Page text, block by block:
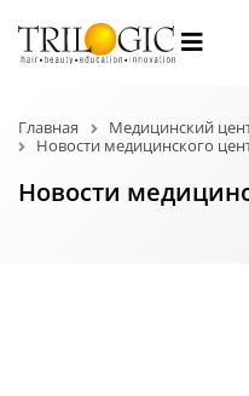
Главная
Медицинский
Новости медицинского
Новости